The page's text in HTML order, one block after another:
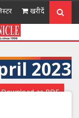
खरीदें
2023
as PDF